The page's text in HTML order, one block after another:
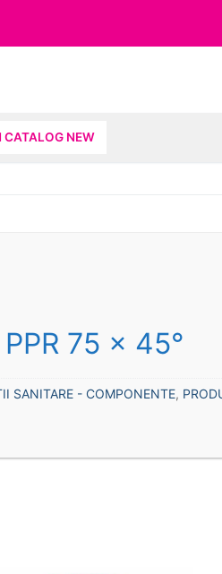
CATALOG NEW
75 x 45°
SANITARE - COMPONENTE,